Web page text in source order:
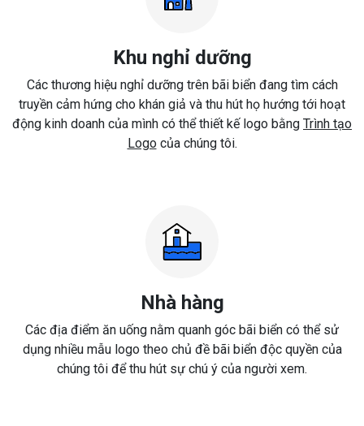
Khu nghỉ dưỡng
Các thương hiệu nghỉ dưỡng trên bãi biển đang tìm cách
truyền cảm hứng cho khán giả và thu hút họ hướng tới hoạt
động kinh doanh của mình có thể thiết kế logo bằng Trình tạo
Logocủa chúng tôi.
Nhà hàng
Các địa điểm ăn uống nằm quanh góc bãi biển có thể sử
dụng nhiều mẫu logo theo chủ đề bãi biển độc quyền của
chúng tôi để thu hút sự chú ý của người xem.